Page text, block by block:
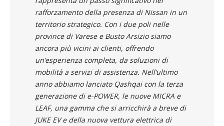
rafforzamento della presenza di Nissan in un
territorio strategico. Con i due poli nelle
province di Varese e Busto Arsizio siamo
ancora più vicini ai clienti, offrendo
un’esperienza completa, da soluzioni di
mobilità a servizi di assistenza. Nell’ultimo
anno abbiamo lanciato Qashqai con la terza
generazione di e-POWER, le nuove MICRA e
LEAF, una gamma che si arricchirà a breve di
JUKE EV e della nuova vettura elettrica di